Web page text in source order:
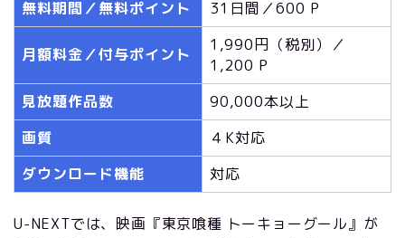
無料期間／無料ポイント 31日間／600 P
月額料金／付与ポイント
1,990円（税別）／
1,200 P
見放題作品数
90,000本以上
画質
４K対応
ダウンロード機能
対応
U-NEXTでは、映画『東京喰種 トーキョーグール』が